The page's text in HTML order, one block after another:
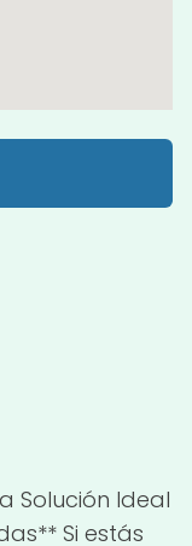
Solución Ideal
Si estás